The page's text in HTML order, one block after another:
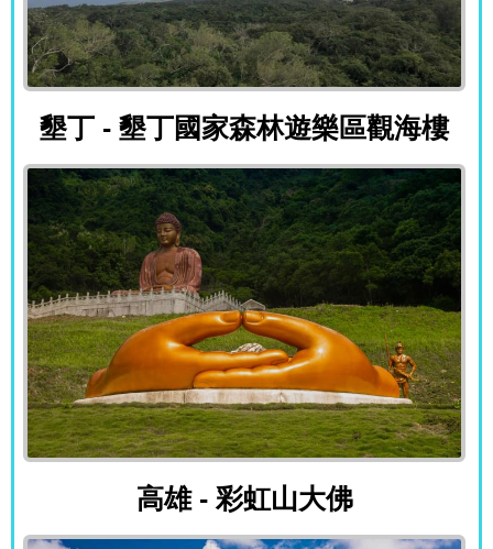
墾丁 - 墾丁國家森林遊樂區觀海
墾丁 - 墾丁國家森林遊樂區觀海樓
高雄 - 彩虹山大佛
高雄 - 彩虹山大佛